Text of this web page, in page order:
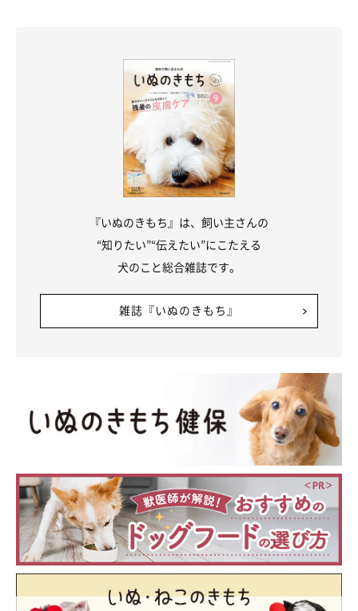
『いぬのきもち』は、飼い主さんの
“知りたい”“伝えたい”にこたえる
犬のこと総合雑誌です。
雑誌『いぬのきもち』